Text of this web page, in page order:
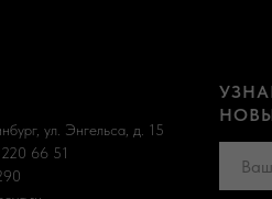
ул. Энгельса, д. 15
66 51